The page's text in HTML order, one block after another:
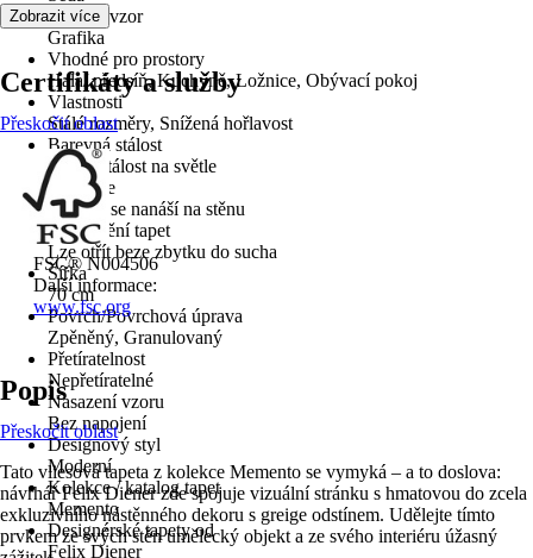
Dekor / vzor
Grafika
Vhodné pro prostory
Hala/ předsíň, Kuchyně, Ložnice, Obývací pokoj
Vlastnosti
Stálé rozměry, Snížená hořlavost
Barevná stálost
Dobrá stálost na světle
Aplikace
Lepidlo se nanáší na stěnu
Odstranění tapet
Lze otřít beze zbytku do sucha
Šířka
70 cm
Povrch/Povrchová úprava
Zpěněný, Granulovaný
Přetíratelnost
Nepřetíratelné
Nasazení vzoru
Bez napojení
Designový styl
Moderní
Kolekce / katalog tapet
Memento
Designérské tapety od
Felix Diener
Zobrazit více
Certifikáty a služby
Přeskočit oblast
FSC® N004506
Další informace:
www.fsc.org
Popis
Přeskočit oblast
Tato vliesová tapeta z kolekce Memento se vymyká – a to doslova:
návrhář Felix Diener zde spojuje vizuální stránku s hmatovou do zcela
exkluzivního nástěnného dekoru s greige odstínem. Udělejte tímto
prvkem ze svých stěn umělecký objekt a ze svého interiéru úžasný